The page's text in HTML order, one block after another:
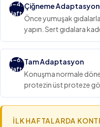
3–4.
Hafta
Çiğneme
Önce yumuşak
yapın. Sert gıdalara
4–6.
Hafta
Tam Adaptasyon
Konuşma normale
protezin üst proteze
İLK HAFTALARDA